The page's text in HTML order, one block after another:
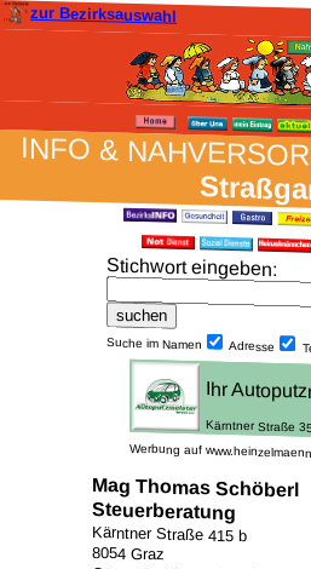
zur Bezirksauswahl
INFO &
Stich­wort ein­geben:
Suche im Namen Adresse
Werbung auf
Mag Thomas Schöberl
Steuerberatung
Kärntner Straße 415 b
8054 Graz